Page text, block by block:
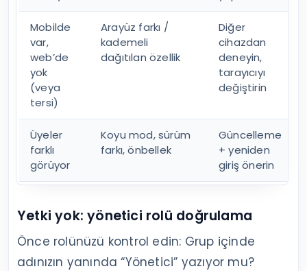
Mobilde
var,
web’de
yok
(veya
tersi)
Arayüz farkı /
kademeli
dağıtılan özellik
Diğer
cihazdan
deneyin,
tarayıcıyı
değiştirin
Üyeler
farklı
görüyor
Koyu mod, sürüm
farkı, önbellek
Güncelleme
+ yeniden
giriş önerin
Yetki yok: yönetici rolü doğrulama
Önce rolünüzü kontrol edin: Grup içinde
adınızın yanında “Yönetici” yazıyor mu?